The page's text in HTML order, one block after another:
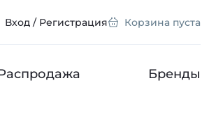
Вход / Регистрация Корзина пуста
Бренды